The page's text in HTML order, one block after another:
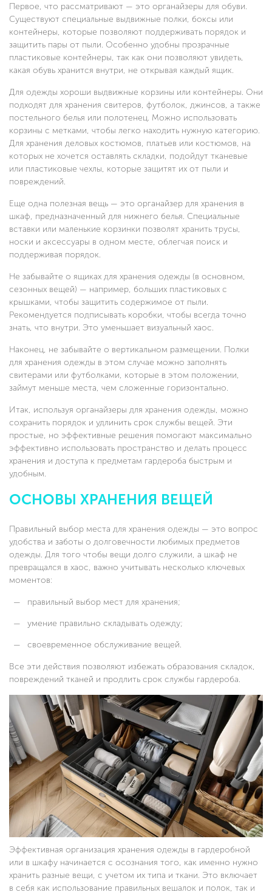
Первое, что рассматривают — это органайзеры для обуви.
Существуют специальные выдвижные полки, боксы или
контейнеры, которые позволяют поддерживать порядок и
защитить пары от пыли. Особенно удобны прозрачные
пластиковые контейнеры, так как они позволяют увидеть,
какая обувь хранится внутри, не открывая каждый ящик.
Для одежды хороши выдвижные корзины или контейнеры. Они
подходят для хранения свитеров, футболок, джинсов, а также
постельного белья или полотенец. Можно использовать
корзины с метками, чтобы легко находить нужную категорию.
Для хранения деловых костюмов, платьев или костюмов, на
которых не хочется оставлять складки, подойдут тканевые
или пластиковые чехлы, которые защитят их от пыли и
повреждений.
Еще одна полезная вещь — это органайзер для хранения в
шкаф, предназначенный для нижнего белья. Специальные
вставки или маленькие корзинки позволят хранить трусы,
носки и аксессуары в одном месте, облегчая поиск и
поддерживая порядок.
Не забывайте о ящиках для хранения одежды (в основном,
сезонных вещей) — например, больших пластиковых с
крышками, чтобы защитить содержимое от пыли.
Рекомендуется подписывать коробки, чтобы всегда точно
знать, что внутри. Это уменьшает визуальный хаос.
Наконец, не забывайте о вертикальном размещении. Полки
для хранения одежды в этом случае можно заполнять
свитерами или футболками, которые в этом положении,
займут меньше места, чем сложенные горизонтально.
Итак, используя органайзеры для хранения одежды, можно
сохранить порядок и удлинить срок службы вещей. Эти
простые, но эффективные решения помогают максимально
эффективно использовать пространство и делать процесс
хранения и доступа к предметам гардероба быстрым и
удобным.
ОСНОВЫ ХРАНЕНИЯ ВЕЩЕЙ
Правильный выбор места для хранения одежды — это вопрос
удобства и заботы о долговечности любимых предметов
одежды. Для того чтобы вещи долго служили, а шкаф не
превращался в хаос, важно учитывать несколько ключевых
моментов:
правильный выбор мест для хранения;
умение правильно складывать одежду;
своевременное обслуживание вещей.
Все эти действия позволяют избежать образования складок,
повреждений тканей и продлить срок службы гардероба.
Эффективная организация хранения одежды в гардеробной
или в шкафу начинается с осознания того, как именно нужно
хранить разные вещи, с учетом их типа и ткани. Это включает
в себя как использование правильных вешалок и полок, так и